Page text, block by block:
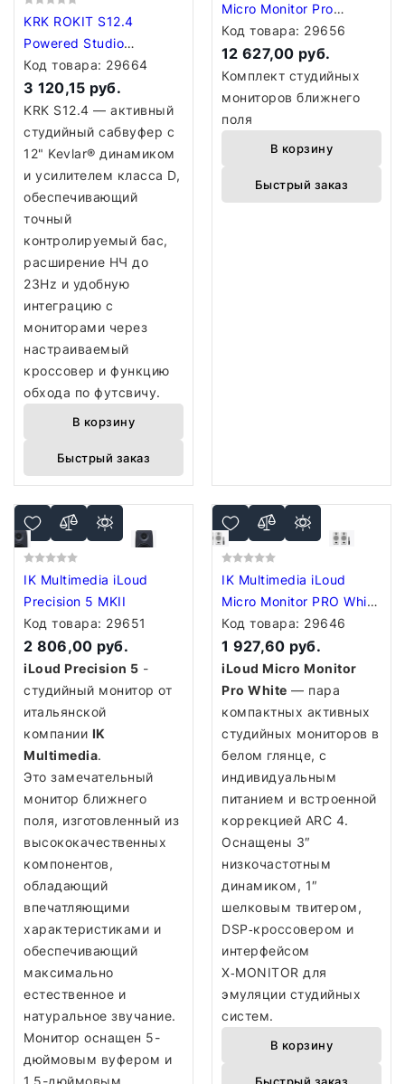
KRK ROKIT S12.4
Powered Studio
Subwoofer
Код товара: 29664
3 120,15 руб.
KRK S12.4 — активный
студийный сабвуфер с
12" Kevlar® динамиком
и усилителем класса D,
обеспечивающий
точный
контролируемый бас,
расширение НЧ до
23Hz и удобную
интеграцию с
мониторами через
настраиваемый
кроссовер и функцию
обхода по футсвичу.
В корзину
Быстрый заказ
Micro Monitor Pro
Immersive Bundle
Код товара: 29656
12 627,00 руб.
Комплект студийных
мониторов ближнего
поля
В корзину
Быстрый заказ
IK Multimedia iLoud
Precision 5 MKII
Код товара: 29651
2 806,00 руб.
iLoud Precision 5 -
студийный монитор от
итальянской
компании IK
Multimedia.
Это замечательный
монитор ближнего
поля, изготовленный из
высококачественных
компонентов,
обладающий
впечатляющими
характеристиками и
обеспечивающий
максимально
естественное и
натуральное звучание.
Монитор оснащен 5-
дюймовым вуфером и
1.5-дюймовым
IK Multimedia iLoud
Micro Monitor PRO White
- Pair
Код товара: 29646
1 927,60 руб.
iLoud Micro Monitor
Pro White — пара
компактных активных
студийных мониторов в
белом глянце, с
индивидуальным
питанием и встроенной
коррекцией ARC 4.
Оснащены 3″
низкочастотным
динамиком, 1″
шелковым твитером,
DSP‑кроссовером и
интерфейсом
X‑MONITOR для
эмуляции студийных
систем.
В корзину